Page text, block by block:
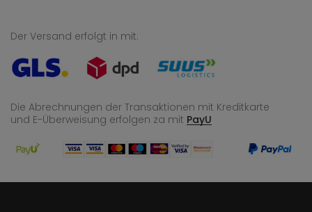
Der Versand erfolgt in mit:
Die Abrechnungen der Transaktionen mit Kreditkarte
und E-Überweisung erfolgen za mit PayU